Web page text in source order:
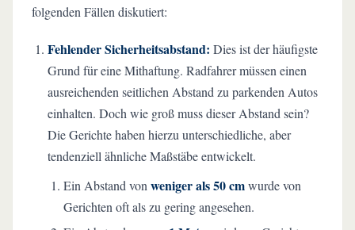
folgenden Fällen diskutiert:
Fehlender Sicherheitsabstand: Dies ist der häufigste
Grund für eine Mithaftung. Radfahrer müssen einen
ausreichenden seitlichen Abstand zu parkenden Autos
einhalten. Doch wie groß muss dieser Abstand sein?
Die Gerichte haben hierzu unterschiedliche, aber
tendenziell ähnliche Maßstäbe entwickelt.
Ein Abstand vonweniger als 50 cmwurde von
Gerichten oft als zu gering angesehen.